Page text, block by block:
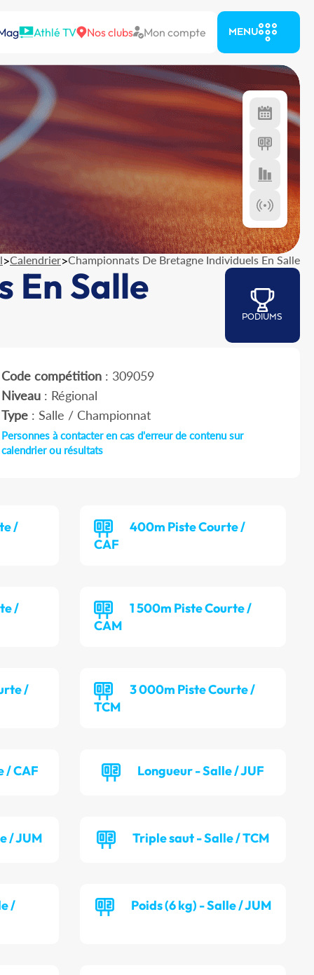
Athlé TV Nos clubs Mon compte MENU
>Calendrier>Championnats De Bretagne Individuels En Salle
En Salle
PODIUMS
Code compétition: 309059
Niveau: Régional
Type: Salle / Championnat
Personnes à contacter en cas d'erreur de contenu sur
calendrier ou résultats
/
400m Piste Courte /
CAF
/
1 500m Piste Courte /
CAM
/
3 000m Piste Courte /
TCM
/ CAF Longueur - Salle / JUF
/ JUM Triple saut - Salle / TCM
/
Poids (6 kg) - Salle / JUM